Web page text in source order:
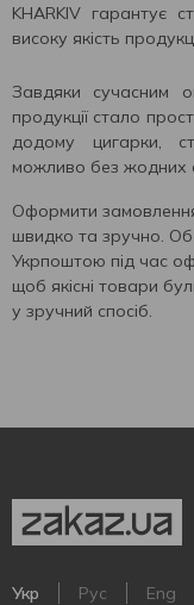
KHARKIV гарантує
високу якість
Завдяки сучасним
продукції стало
додому цигарки,
можливо без жодних
Оформити
швидко та зручно.
Укрпоштою під час
щоб якісні товари
у зручний спосіб.
Укр Рус Eng